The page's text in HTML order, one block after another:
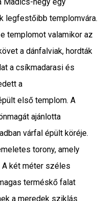
legfestőibb templomvára.
templomot valamikor az
a dánfalviak, hordták
a csíkmadarasi és
a
első templom. A
ajánlotta
várfal épült köréje.
torony, amely
A két méter széles
terméskő falat
a meredek sziklás